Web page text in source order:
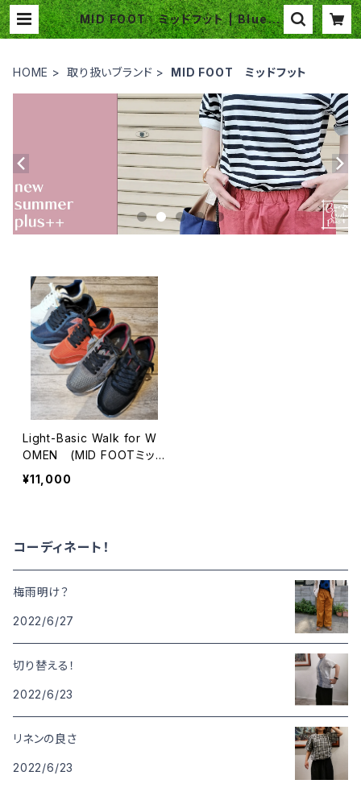
MID FOOT ミッドフット | Blue G
arden Plus
HOME 取り扱いブランド MID FOOT ミッドフット
Light-Basic Walk for W
OMEN (MID FOOTミッド
フット)
¥11,000
コーディネート！
梅雨明け？
2022/6/27
切り替える！
2022/6/23
リネンの良さ
2022/6/23